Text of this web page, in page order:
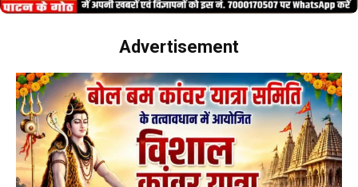
Advertisement